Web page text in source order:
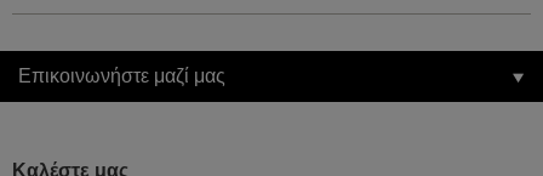
Επικοινωνήστε μαζί μας
Καλέστε μας